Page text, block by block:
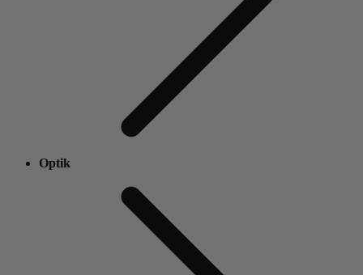
Optik